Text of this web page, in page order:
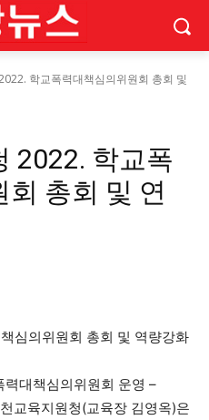
학교폭력대책심의위원회 총회 및
2022. 학교폭
총회 및 연
심의위원회 총회 및 역량강화
대책심의위원회 운영 –
교육지원청(교육장 김영옥)은